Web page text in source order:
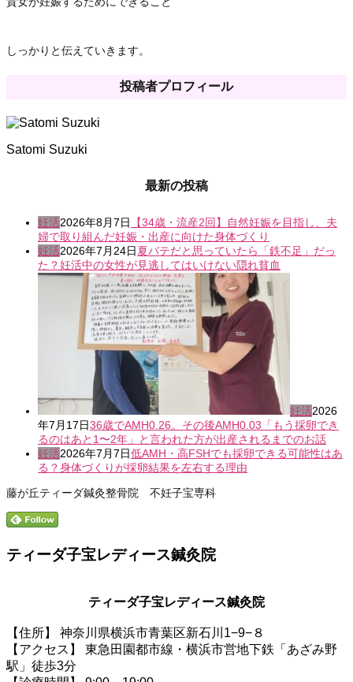
しっかりと伝えていきます。
投稿者プロフィール
Satomi Suzuki
最新の投稿
妊活2026年8月7日
【34歳・流産2回】自然妊娠を目指し、夫
婦で取り組んだ妊娠・出産に向けた身体づくり
妊活2026年7月24日夏バテだと思っていたら「鉄不足」だっ
た？妊活中の女性が見逃してはいけない隠れ貧血
妊活2026
年7月17日36歳でAMH0.26。その後AMH0.03「もう採卵でき
るのはあと1〜2年」と言われた方が出産されるまでのお話
妊活2026年7月7日低AMH・高FSHでも採卵できる可能性はあ
る？身体づくりが採卵結果を左右する理由
藤が丘ティーダ鍼灸整骨院 不妊子宝専科
ティーダ子宝レディース鍼灸院
ティーダ子宝レディース鍼灸院
【住所】 神奈川県横浜市青葉区新石川1−9−８
【アクセス】 東急田園都市線・横浜市営地下鉄「あざみ野
駅」徒歩3分